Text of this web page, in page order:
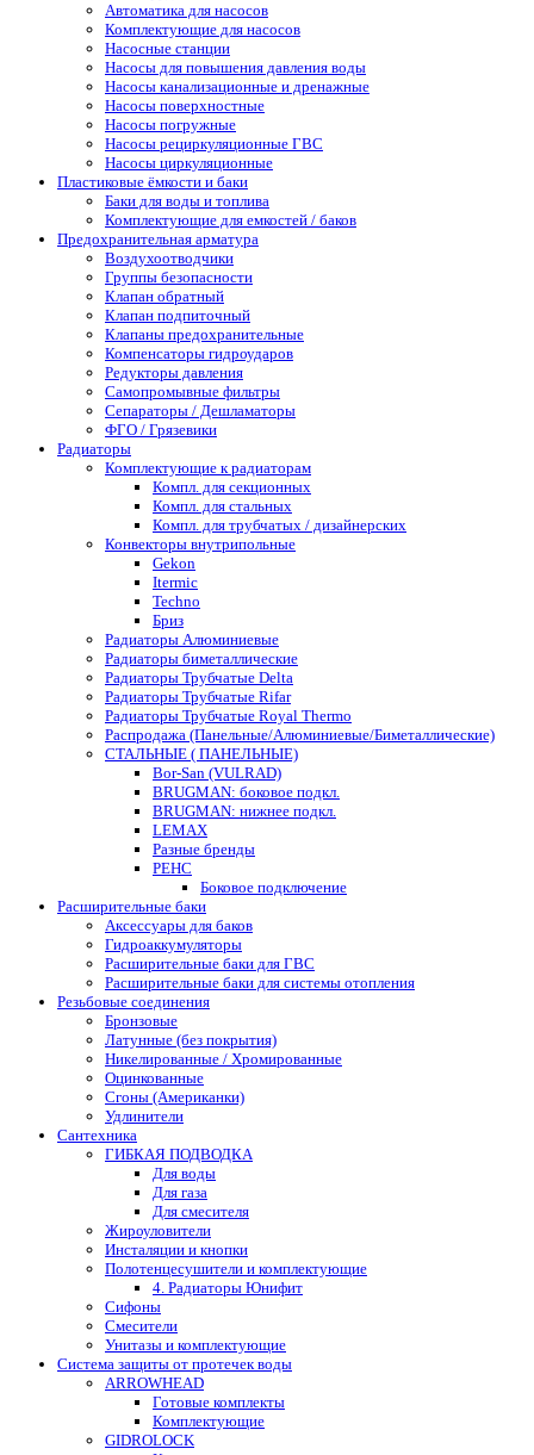
Автоматика для насосов
Комплектующие для насосов
Насосные станции
Насосы для повышения давления воды
Насосы канализационные и дренажные
Насосы поверхностные
Насосы погружные
Насосы рециркуляционные ГВС
Насосы циркуляционные
Пластиковые ёмкости и баки
Баки для воды и топлива
Комплектующие для емкостей / баков
Предохранительная арматура
Воздухоотводчики
Группы безопасности
Клапан обратный
Клапан подпиточный
Клапаны предохранительные
Компенсаторы гидроударов
Редукторы давления
Самопромывные фильтры
Сепараторы / Дешламаторы
ФГО / Грязевики
Радиаторы
Комплектующие к радиаторам
Компл. для секционных
Компл. для стальных
Компл. для трубчатых / дизайнерских
Конвекторы внутрипольные
Gekon
Itermic
Techno
Бриз
Радиаторы Алюминиевые
Радиаторы биметаллические
Радиаторы Трубчатые Delta
Радиаторы Трубчатые Rifar
Радиаторы Трубчатые Royal Thermo
Распродажа (Панельные/Алюминиевые/Биметаллические)
СТАЛЬНЫЕ ( ПАНЕЛЬНЫЕ)
Bor-San (VULRAD)
BRUGMAN: боковое подкл.
BRUGMAN: нижнее подкл.
LEMAX
Разные бренды
РЕНС
Боковое подключение
Расширительные баки
Аксессуары для баков
Гидроаккумуляторы
Расширительные баки для ГВС
Расширительные баки для системы отопления
Резьбовые соединения
Бронзовые
Латунные (без покрытия)
Никелированные / Хромированные
Оцинкованные
Сгоны (Американки)
Удлинители
Сантехника
ГИБКАЯ ПОДВОДКА
Для воды
Для газа
Для смесителя
Жироуловители
Инсталяции и кнопки
Полотенцесушители и комплектующие
4. Радиаторы Юнифит
Сифоны
Смесители
Унитазы и комплектующие
Система защиты от протечек воды
ARROWHEAD
Готовые комплекты
Комплектующие
GIDROLOCK